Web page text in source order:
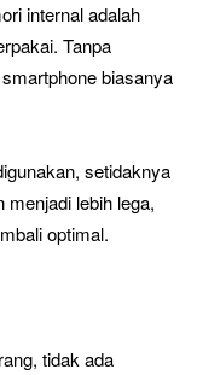
internal adalah
Tanpa
biasanya
setidaknya
lebih lega,
optimal.
tidak ada